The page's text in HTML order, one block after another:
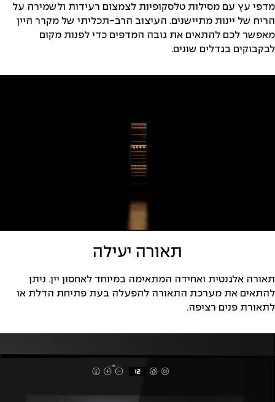
מדפי עץ עם מסילות טלסקופיות לצמצום רעידות ולשמירה על
הריח של יינות מתיישנים. העיצוב הרב-תכליתי של מקרר היין
מאפשר לכם להתאים את גובה המדפים כדי לפנות מקום
לבקבוקים בגדלים שונים.
תאורה יעילה
תאורה אלגנטית ואחידה המתאימה במיוחד לאחסון יין. ניתן
להתאים את מערכת התאורה להפעלה בעת פתיחת הדלת או
לתאורת פנים רציפה.